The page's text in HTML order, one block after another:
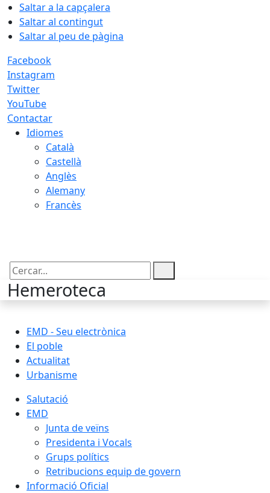
Saltar a la capçalera
Saltar al contingut
Saltar al peu de pàgina
Facebook
Instagram
Twitter
YouTube
Contactar
Idiomes
Català
Castellà
Anglès
Alemany
Francès
Cercar:
Hemeroteca
EMD - Seu electrònica
El poble
Actualitat
Urbanisme
Salutació
EMD
Junta de veïns
Presidenta i Vocals
Grups polítics
Retribucions equip de govern
Informació Oficial